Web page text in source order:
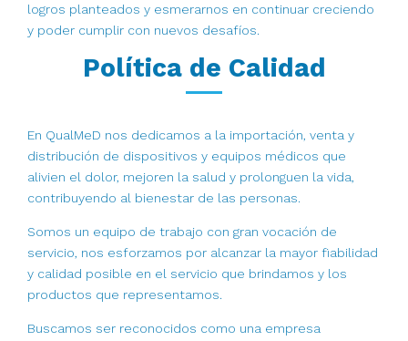
logros planteados y esmerarnos en continuar creciendo
y poder cumplir con nuevos desafíos.
Política de Calidad
En QualMeD nos dedicamos a la importación, venta y
distribución de dispositivos y equipos médicos que
alivien el dolor, mejoren la salud y prolonguen la vida,
contribuyendo al bienestar de las personas.
Somos un equipo de trabajo con gran vocación de
servicio, nos esforzamos por alcanzar la mayor fiabilidad
y calidad posible en el servicio que brindamos y los
productos que representamos.
Buscamos ser reconocidos como una empresa